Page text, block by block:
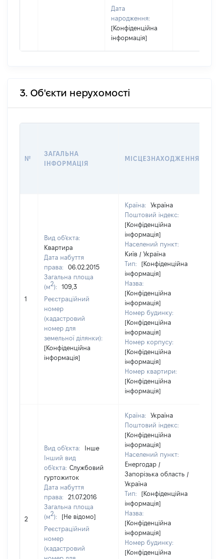
Дата
народження:
[Конфіденційна
інформація]
3. Об'єкти нерухомості
№
ЗАГАЛЬНА
ІНФОРМАЦІЯ
МІСЦЕЗНАХОДЖЕННЯ
1
Вид об'єкта:
Квартира
Дата набуття
права:
06.02.2015
Загальна площа
(м2):
109,3
Реєстраційний
номер
(кадастровий
номер для
земельної ділянки):
[Конфіденційна
інформація]
Країна:
Україна
Поштовий індекс:
[Конфіденційна
інформація]
Населений пункт:
Київ / Україна
Тип:
[Конфіденційна
інформація]
Назва:
[Конфіденційна
інформація]
Номер будинку:
[Конфіденційна
інформація]
Номер корпусу:
[Конфіденційна
інформація]
Номер квартири:
[Конфіденційна
інформація]
2
Вид об'єкта:
Інше
Інший вид
об'єкта: Службовий
гуртожиток
Дата набуття
права:
21.07.2016
Загальна площа
(м2):
[Не відомо]
Реєстраційний
номер
(кадастровий
Країна:
Україна
Поштовий індекс:
[Конфіденційна
інформація]
Населений пункт:
Енергодар /
Запорізька область /
Україна
Тип:
[Конфіденційна
інформація]
Назва:
[Конфіденційна
інформація]
Номер будинку:
[Конфіденційна